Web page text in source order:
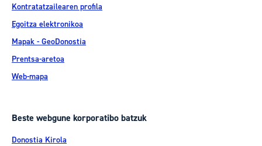
Kontratatzailearen profila
Egoitza elektronikoa
Mapak - GeoDonostia
Prentsa-aretoa
Web-mapa
Beste webgune korporatibo batzuk
Donostia Kirola